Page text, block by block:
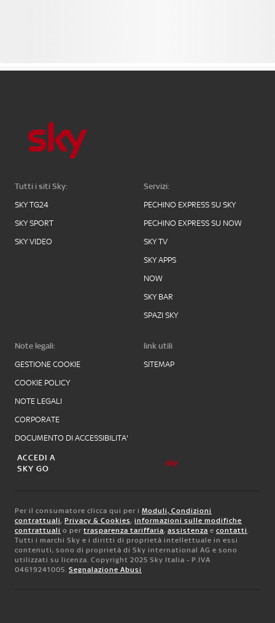
Tutti i siti Sky:
SKY TG24
SKY SPORT
SKY VIDEO
Servizi:
PECHINO EXPRESS SU SKY
PECHINO EXPRESS SU NOW
SKY TV
SKY APPS
NOW
SKY BAR
SPAZI SKY
Note legali:
GESTIONE COOKIE
COOKIE POLICY
NOTE LEGALI
CORPORATE
DOCUMENTO DI ACCESSIBILITA'
link utili
SITEMAP
ACCEDI A
SKY GO
Per il consumatore clicca qui per i Moduli, Condizioni
contrattuali, Privacy & Cookies, informazioni sulle modifiche
contrattuali o per trasparenza tariffaria, assistenza e contatti.
Tutti i marchi Sky e i diritti di proprietà intellettuale in essi
contenuti, sono di proprietà di Sky international AG e sono
utilizzati su licenza. Copyright 2025 Sky Italia - P.IVA
04619241005. Segnalazione Abusi